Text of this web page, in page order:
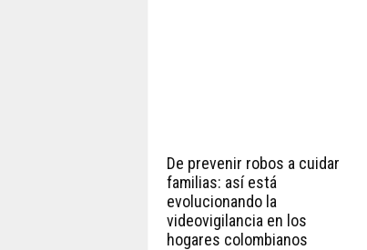
De prevenir robos a cuidar
familias: así está
evolucionando la
videovigilancia en los
hogares colombianos